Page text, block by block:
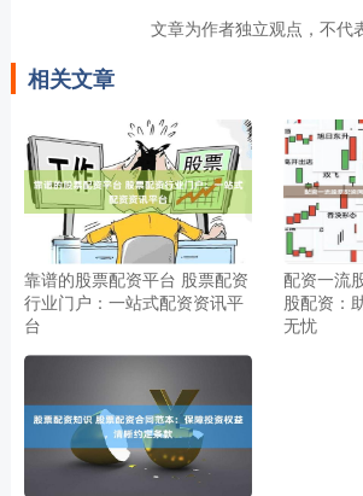
文章为作者独立观点，不代
相关文章
靠谱的股票配资平台 股票配资
行业门户：一站式配资资讯平
台
配资一流
股配资：
无忧